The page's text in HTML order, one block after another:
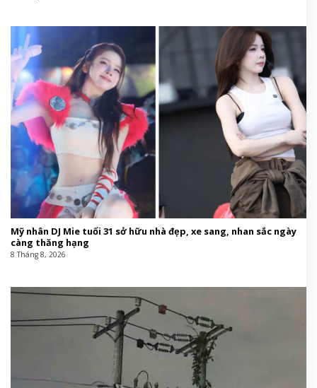
Mỹ nhân DJ Mie tuổi 31 sở hữu nhà đẹp, xe sang, nhan sắc ngày
càng thăng hạng
8 Tháng 8, 2026